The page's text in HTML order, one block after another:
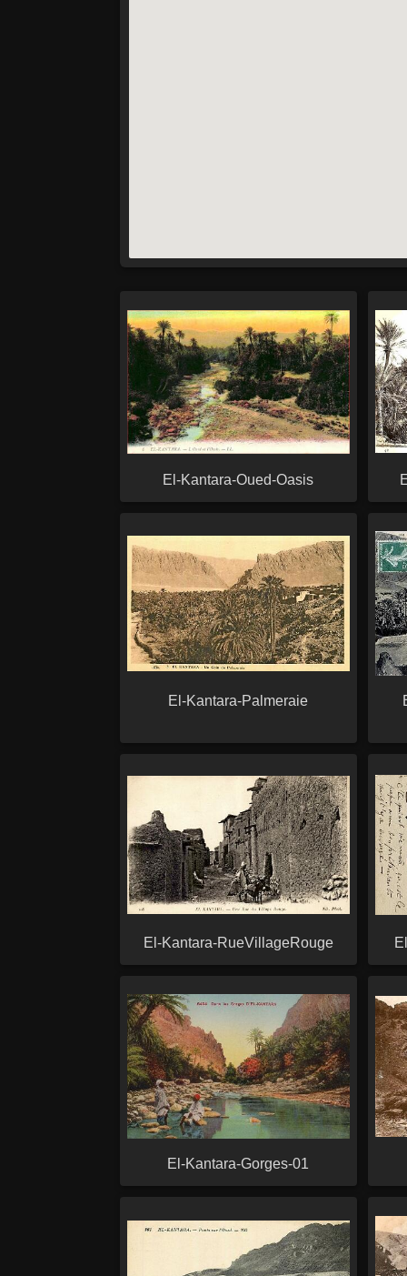
El-Kantara-Oued-Oasis
El-Kantara-Palmeraie
El-Kantara-RueVillageRouge
El-Kantara-Gorges-01